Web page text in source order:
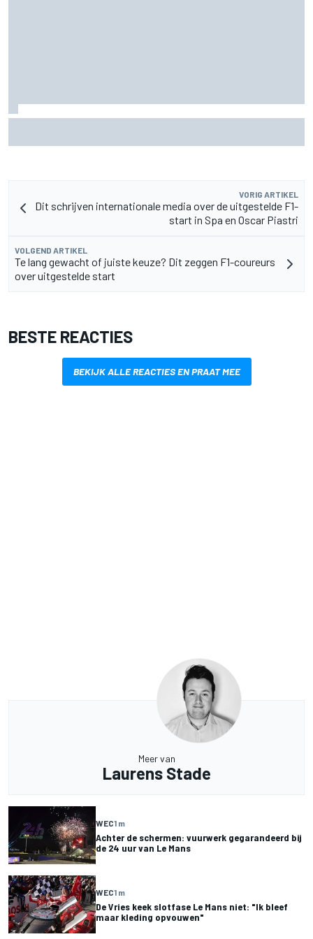
VORIG ARTIKEL
Dit schrijven internationale media over de uitgestelde F1-
start in Spa en Oscar Piastri
VOLGEND ARTIKEL
Te lang gewacht of juiste keuze? Dit zeggen F1-coureurs
over uitgestelde start
BESTE REACTIES
BEKIJK ALLE REACTIES EN PRAAT MEE
Meer van
Laurens Stade
WEC1 m
Achter de schermen: vuurwerk gegarandeerd bij
de 24 uur van Le Mans
WEC1 m
De Vries keek slotfase Le Mans niet: "Ik bleef
maar kleding opvouwen"